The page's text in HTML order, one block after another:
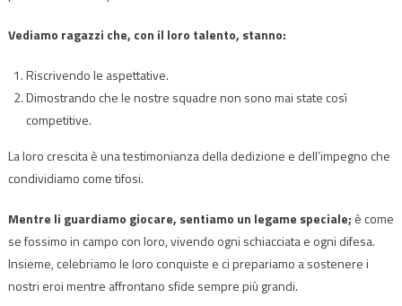
Vediamo ragazzi che, con il loro talento, stanno:
Riscrivendo le aspettative.
Dimostrando che le nostre squadre non sono mai state così
competitive.
La loro crescita è una testimonianza della dedizione e dell’impegno che
condividiamo come tifosi.
Mentre li guardiamo giocare, sentiamo un legame speciale; è come
se fossimo in campo con loro, vivendo ogni schiacciata e ogni difesa.
Insieme, celebriamo le loro conquiste e ci prepariamo a sostenere i
nostri eroi mentre affrontano sfide sempre più grandi.